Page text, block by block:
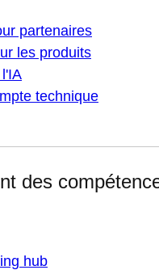
partenaires
les produits
technique
des
hub